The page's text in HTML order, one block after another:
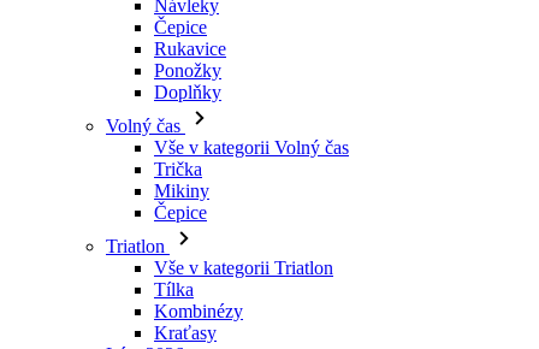
Volný čas
Vše v kategorii Volný čas
Trička
Mikiny
Čepice
Triatlon
Vše v kategorii Triatlon
Tílka
Kombinézy
Kraťasy
Léto 2026
Týmové repliky
Speciální edice
Doprodej
Dárkové poukazy